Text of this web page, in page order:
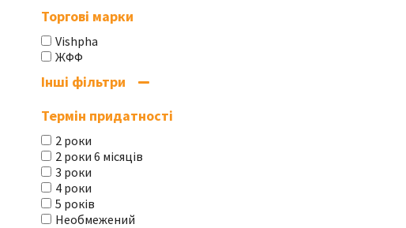
Торгові марки
Vishpha
ЖФФ
Інші фільтри
Термін придатності
2 роки
2 роки 6 місяців
3 роки
4 роки
5 років
Необмежений